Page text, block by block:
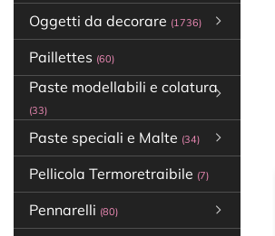
Oggetti da decorare (1736)
Paillettes (60)
Paste modellabili e colatura
(33)
Paste speciali e Malte (34)
Pellicola Termoretraibile (7)
Pennarelli (80)